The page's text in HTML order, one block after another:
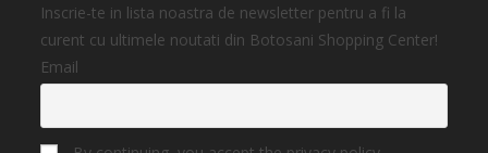
Inscrie-te in lista noastra de newsletter pentru a fi la
curent cu ultimele noutati din Botosani Shopping Center!
Email